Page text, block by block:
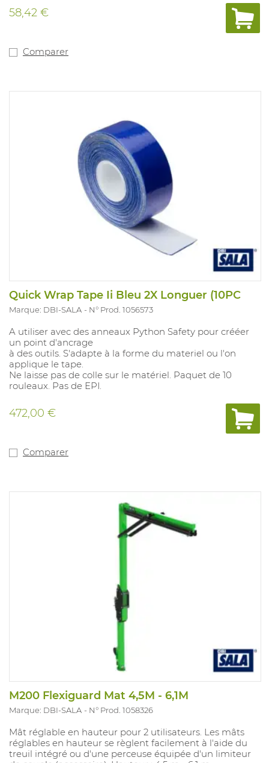
58,42 €
Comparer
Quick Wrap Tape Ii Bleu 2X Longuer (10PC
Marque: DBI-SALA N° Prod. 1056573
A utiliser avec des anneaux Python Safety pour crééer
un point d'ancrage
à des outils. S'adapte à la forme du materiel ou l'on
applique le tape.
Ne laisse pas de colle sur le matériel. Paquet de 10
rouleaux. Pas de EPI.
472,00 €
Comparer
M200 Flexiguard Mat 4,5M - 6,1M
Marque: DBI-SALA N° Prod. 1058326
Mât réglable en hauteur pour 2 utilisateurs. Les mâts
réglables en hauteur se règlent facilement à l'aide du
treuil intégré ou d'une perceuse équipée d'un limiteur